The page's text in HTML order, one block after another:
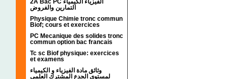
2A Bac PC الفيزياء الكيمياء
التمارين والفروض
Physique Chimie tronc commun
Biof; cours et exercices
PC Mecanique des solides tronc
commun option bac francais
Tc sc Biof physique: exercices
et examens
وثائق مادة الفيزياء و الكيمياء